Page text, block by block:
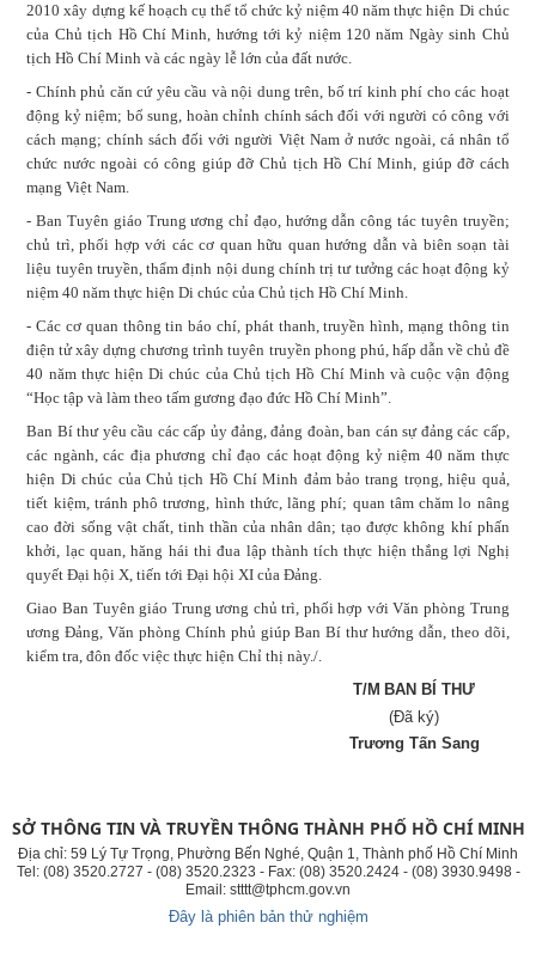
2010 xây dựng kế hoạch cụ thể tổ chức kỷ niệm 40 năm thực hiện Di chúc
của Chủ tịch Hồ Chí Minh, hướng tới kỷ niệm 120 năm Ngày sinh Chủ
tịch Hồ Chí Minh và các ngày lễ lớn của đất nước.
- Chính phủ căn cứ yêu cầu và nội dung trên, bố trí kinh phí cho các hoạt
động kỷ niệm; bổ sung, hoàn chỉnh chính sách đối với người có công với
cách mạng; chính sách đối với người Việt Nam ở nước ngoài, cá nhân tổ
chức nước ngoài có công giúp đỡ Chủ tịch Hồ Chí Minh, giúp đỡ cách
mạng Việt Nam.
- Ban Tuyên giáo Trung ương chỉ đạo, hướng dẫn công tác tuyên truyền;
chủ trì, phối hợp với các cơ quan hữu quan hướng dẫn và biên soạn tài
liệu tuyên truyền, thẩm định nội dung chính trị tư tưởng các hoạt động kỷ
niệm 40 năm thực hiện Di chúc của Chủ tịch Hồ Chí Minh.
- Các cơ quan thông tin báo chí, phát thanh, truyền hình, mạng thông tin
điện tử xây dựng chương trình tuyên truyền phong phú, hấp dẫn về chủ đề
40 năm thực hiện Di chúc của Chủ tịch Hồ Chí Minh và cuộc vận động
“Học tập và làm theo tấm gương đạo đức Hồ Chí Minh”.
Ban Bí thư yêu cầu các cấp ủy đảng, đảng đoàn, ban cán sự đảng các cấp,
các ngành, các địa phương chỉ đạo các hoạt động kỷ niệm 40 năm thực
hiện Di chúc của Chủ tịch Hồ Chí Minh đảm bảo trang trọng, hiệu quả,
tiết kiệm, tránh phô trương, hình thức, lãng phí; quan tâm chăm lo nâng
cao đời sống vật chất, tinh thần của nhân dân; tạo được không khí phấn
khởi, lạc quan, hăng hái thi đua lập thành tích thực hiện thắng lợi Nghị
quyết Đại hội X, tiến tới Đại hội XI của Đảng.
Giao Ban Tuyên giáo Trung ương chủ trì, phối hợp với Văn phòng Trung
ương Đảng, Văn phòng Chính phủ giúp Ban Bí thư hướng dẫn, theo dõi,
kiểm tra, đôn đốc việc thực hiện Chỉ thị này./.
T/M BAN BÍ THƯ
(Đã ký)
Trương Tấn Sang
SỞ THÔNG TIN VÀ TRUYỀN THÔNG THÀNH PHỐ HỒ CHÍ MINH
Địa chỉ: 59 Lý Tự Trọng, Phường Bến Nghé, Quận 1, Thành phố Hồ Chí Minh
Tel: (08) 3520.2727 - (08) 3520.2323 - Fax: (08) 3520.2424 - (08) 3930.9498 -
Email: stttt@tphcm.gov.vn
Đây là phiên bản thử nghiệm